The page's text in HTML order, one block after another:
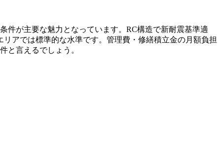
件が主要な魅力となっています。RC構造で新耐震基準適
アでは標準的な水準です。管理費・修繕積立金の月額負担
と言えるでしょう。